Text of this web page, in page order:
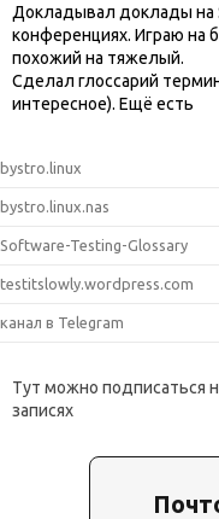
Докладывал доклады на
конференциях. Играю на
похожий на тяжелый.
Сделал глоссарий
интересное). Ещё есть
bystro.linux
bystro.linux.nas
Software-Testing-Glossary
testitslowly.wordpress.com
канал в Telegram
Тут можно подписаться
записях